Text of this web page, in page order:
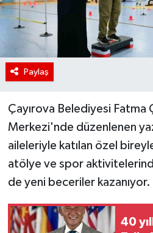
Paylaş
Çayırova Belediyesi Fatma
Merkezi'nde düzenlenen
aileleriyle katılan özel
atölye ve spor
de yeni beceriler kazanıyor.
40